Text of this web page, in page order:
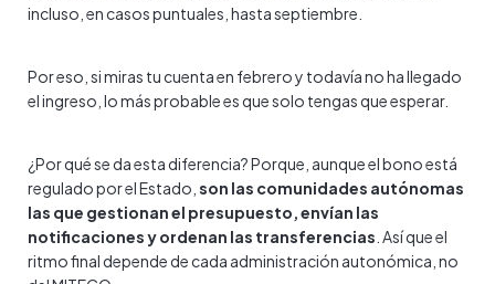
incluso, en casos puntuales, hasta septiembre.
Por eso, si miras tu cuenta en febrero y todavía no ha llegado
el ingreso, lo más probable es que solo tengas que esperar.
¿Por qué se da esta diferencia? Porque, aunque el bono está
regulado por el Estado, son las comunidades autónomas
las que gestionan el presupuesto, envían las
notificaciones y ordenan las transferencias . Así que el
ritmo final depende de cada administración autonómica, no